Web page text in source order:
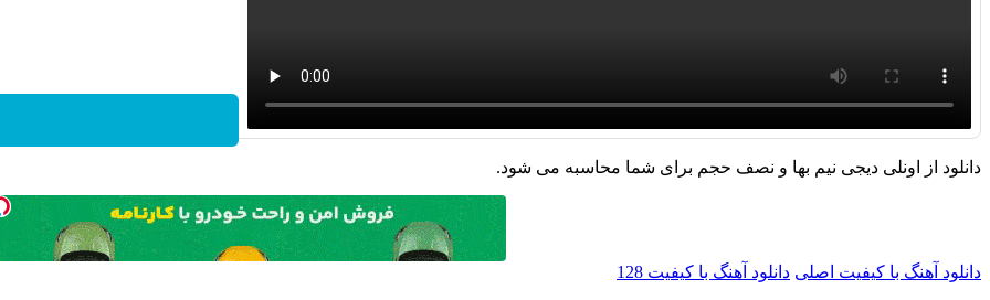
دانلود از اونلی دیجی نیم بها و نصف حجم برای شما محاسبه می شود.
دانلود آهنگ با کیفیت اصلی دانلود آهنگ با کیفیت 128